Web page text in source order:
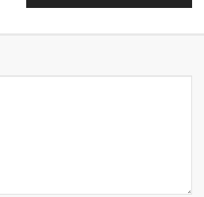
Kaçtı, Ama Baş